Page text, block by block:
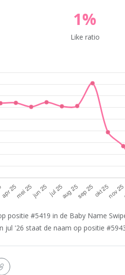
1%
Like ratio
positie #5419 in de Baby Name
jul '26 staat de naam op positie